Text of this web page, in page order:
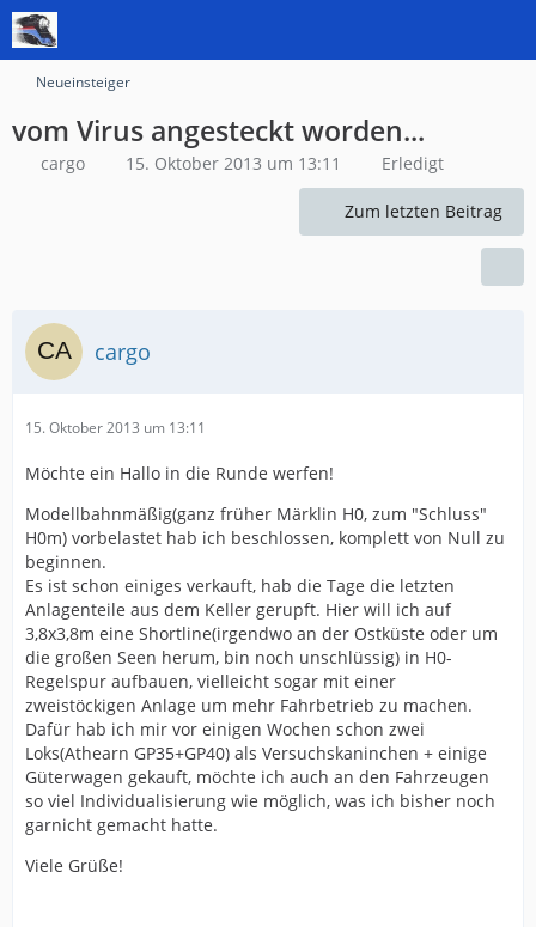
Neueinsteiger
vom Virus angesteckt worden...
cargo 15. Oktober 2013 um 13:11 Erledigt
Zum letzten Beitrag
cargo
15. Oktober 2013 um 13:11
Möchte ein Hallo in die Runde werfen!
Modellbahnmäßig(ganz früher Märklin H0, zum "Schluss"
H0m) vorbelastet hab ich beschlossen, komplett von Null zu
beginnen.
Es ist schon einiges verkauft, hab die Tage die letzten
Anlagenteile aus dem Keller gerupft. Hier will ich auf
3,8x3,8m eine Shortline(irgendwo an der Ostküste oder um
die großen Seen herum, bin noch unschlüssig) in H0-
Regelspur aufbauen, vielleicht sogar mit einer
zweistöckigen Anlage um mehr Fahrbetrieb zu machen.
Dafür hab ich mir vor einigen Wochen schon zwei
Loks(Athearn GP35+GP40) als Versuchskaninchen + einige
Güterwagen gekauft, möchte ich auch an den Fahrzeugen
so viel Individualisierung wie möglich, was ich bisher noch
garnicht gemacht hatte.
Viele Grüße!